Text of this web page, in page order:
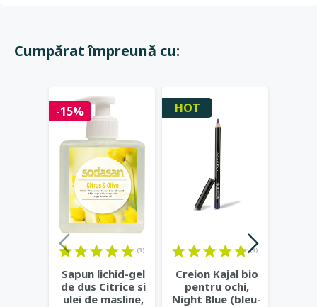
Cumpărat împreună cu:
-15%
(3)
Sapun lichid-gel
de dus Citrice si
ulei de masline,
HOT
(3)
Creion Kajal bio
pentru ochi,
Night Blue (bleu-